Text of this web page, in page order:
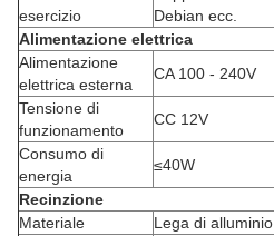
esercizio
Debian ecc.
Alimentazione elettrica
Alimentazione
elettrica esterna
CA 100 - 240V
Tensione di
funzionamento
CC 12V
Consumo di
energia
≤40W
Recinzione
Materiale
Lega di alluminio